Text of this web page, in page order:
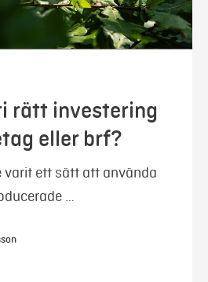
rätt investering
eller brf?
varit ett sätt att använda
…